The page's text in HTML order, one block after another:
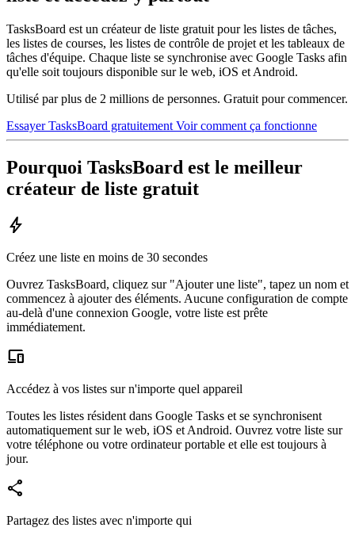
TasksBoard est un créateur de liste gratuit pour les listes de tâches,
les listes de courses, les listes de contrôle de projet et les tableaux de
tâches d'équipe. Chaque liste se synchronise avec Google Tasks afin
qu'elle soit toujours disponible sur le web, iOS et Android.
Utilisé par plus de 2 millions de personnes. Gratuit pour commencer.
Essayer TasksBoard gratuitement Voir comment ça fonctionne
Pourquoi TasksBoard est le meilleur
créateur de liste gratuit
bolt
Créez une liste en moins de 30 secondes
Ouvrez TasksBoard, cliquez sur "Ajouter une liste", tapez un nom et
commencez à ajouter des éléments. Aucune configuration de compte
au-delà d'une connexion Google, votre liste est prête
immédiatement.
devices
Accédez à vos listes sur n'importe quel appareil
Toutes les listes résident dans Google Tasks et se synchronisent
automatiquement sur le web, iOS et Android. Ouvrez votre liste sur
votre téléphone ou votre ordinateur portable et elle est toujours à
jour.
share
Partagez des listes avec n'importe qui